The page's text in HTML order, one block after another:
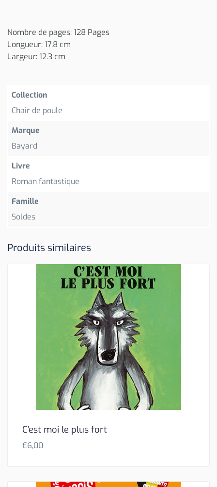
Nombre de pages: 128 Pages
Longueur: 17.8 cm
Largeur: 12.3 cm
Collection
Chair de poule
Marque
Bayard
Livre
Roman fantastique
Famille
Soldes
Produits similaires
C’est moi le plus fort
€6,00